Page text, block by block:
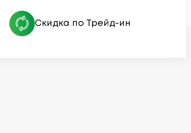
Скидка по Трейд-ин